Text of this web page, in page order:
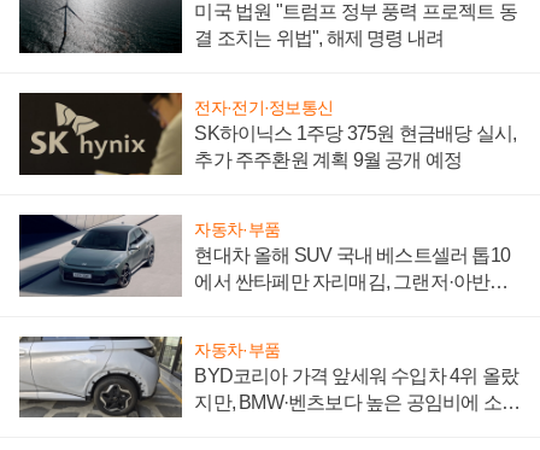
미국 법원 "트럼프 정부 풍력 프로젝트 동
결 조치는 위법", 해제 명령 내려
전자·전기·정보통신
SK하이닉스 1주당 375원 현금배당 실시,
추가 주주환원 계획 9월 공개 예정
자동차·부품
현대차 올해 SUV 국내 베스트셀러 톱10
에서 싼타페만 자리매김, 그랜저·아반떼
자동차·부품
BYD코리아 가격 앞세워 수입차 4위 올랐
지만, BMW·벤츠보다 높은 공임비에 소비